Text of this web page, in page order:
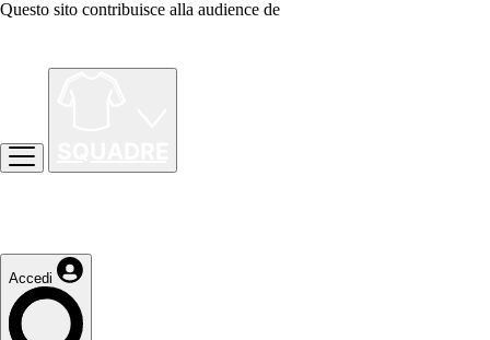
Questo sito contribuisce alla audience de
Accedi